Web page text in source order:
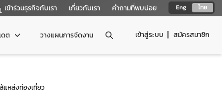
Eng ไทย
เข้าร่วมธุรกิจกับเรา เกี่ยวกับเรา คำถามที่พบบ่อย
เข้าสู่ระบบ สมัครสมาชิก
ดต วางแผนการจัดงาน
หล่งท่องเที่ยว